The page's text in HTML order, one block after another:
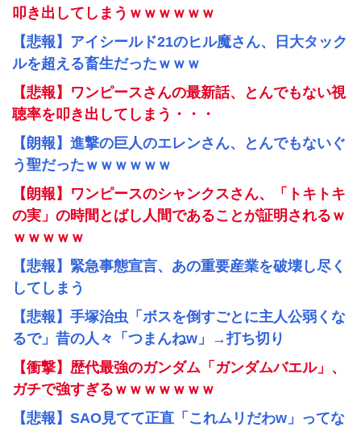
叩き出してしまうｗｗｗｗｗｗ
【悲報】アイシールド21のヒル魔さん、日大タック
ルを超える畜生だったｗｗｗ
【悲報】ワンピースさんの最新話、とんでもない視
聴率を叩き出してしまう・・・
【朗報】進撃の巨人のエレンさん、とんでもないぐ
う聖だったｗｗｗｗｗｗ
【朗報】ワンピースのシャンクスさん、「トキトキ
の実」の時間とばし人間であることが証明されるｗ
ｗｗｗｗｗ
【悲報】緊急事態宣言、あの重要産業を破壊し尽く
してしまう
【悲報】手塚治虫「ボスを倒すごとに主人公弱くな
るで」昔の人々「つまんねw」→打ち切り
【衝撃】歴代最強のガンダム「ガンダムバエル」、
ガチで強すぎるｗｗｗｗｗｗｗ
【悲報】SAO見てて正直「これムリだわw」ってな